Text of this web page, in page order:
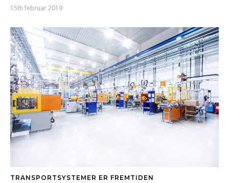
15th februar 2019
TRANSPORTSYSTEMER ER FREMTIDEN